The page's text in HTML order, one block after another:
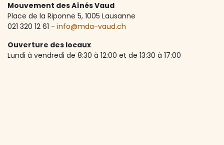
Mouvement des Aînés Vaud
Place de la Riponne 5, ​1005 Lausanne
021 320 12 61 - info@mda-vaud.ch
Ouverture des locaux
Lundi à vendredi de 8:30 à 12:00 et de 13:30 à 17:00